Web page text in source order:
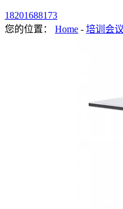
18201688173
您的位置： Home - 培训会